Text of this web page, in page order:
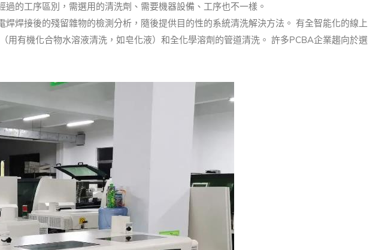
的工序區別，需選用的清洗劑、需要機器設備、工序也不一樣。
焊接後的殘留雜物的檢測分析，隨後提供目的性的系統清洗解決方法。 有全智能化的線上
有機化合物水溶液清洗，如皂化液）和全化學溶劑的管道清洗。 許多PCBA企業趨向於選